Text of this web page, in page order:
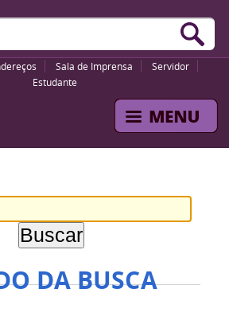
Sala de Imprensa
Servidor
Estudante
DA BUSCA